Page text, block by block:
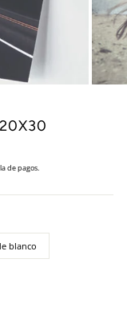
de pagos.
blanco